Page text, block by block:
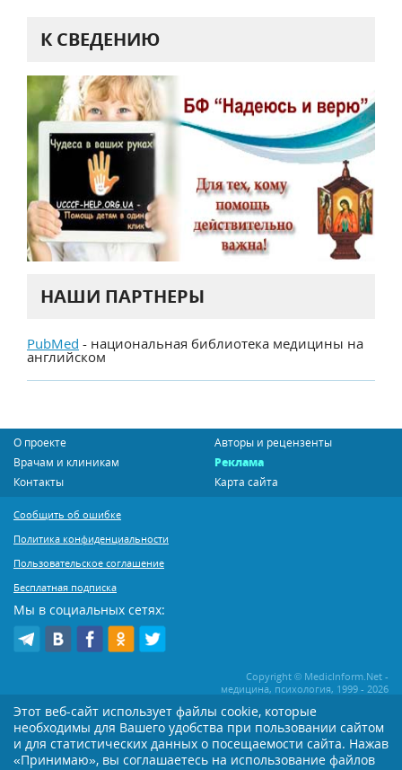
К СВЕДЕНИЮ
НАШИ ПАРТНЕРЫ
PubMed - национальная библиотека медицины на
английском
О проекте
Авторы и рецензенты
Врачам и клиникам
Реклама
Контакты
Карта сайта
Сообщить об ошибке
Политика конфиденциальности
Пользовательское соглашение
Бесплатная подписка
Мы в социальных сетях:
Copyright © MedicInform.Net -
медицина, психология, 1999 - 2026
Копирование или иное распространение статей нашего сайта строго
воспрещается. Копирование раздела "Новости" допускается при наличии
активной открытой для поисковиков ссылки на MedicInform.Net
Этот веб-сайт использует файлы cookie, которые
необходимы для Вашего удобства при пользовании сайтом
и для статистических данных о посещаемости сайта. Нажав
«Принимаю», вы соглашаетесь на использование файлов